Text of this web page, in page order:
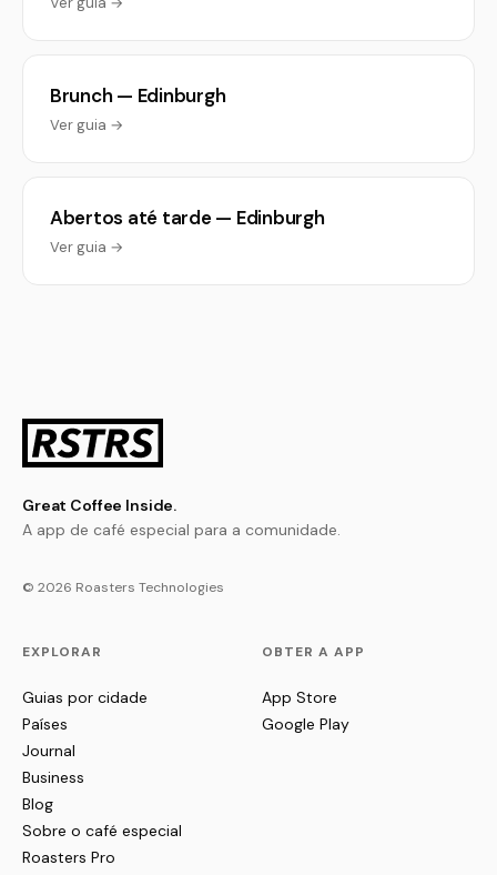
Brunch — Edinburgh
Ver guia →
Abertos até tarde — Edinburgh
Ver guia →
Great Coffee Inside.
A app de café especial para a comunidade.
© 2026 Roasters Technologies
EXPLORAR
Guias por cidade
Países
Journal
Business
Blog
Sobre o café especial
Roasters Pro
OBTER A APP
App Store
Google Play